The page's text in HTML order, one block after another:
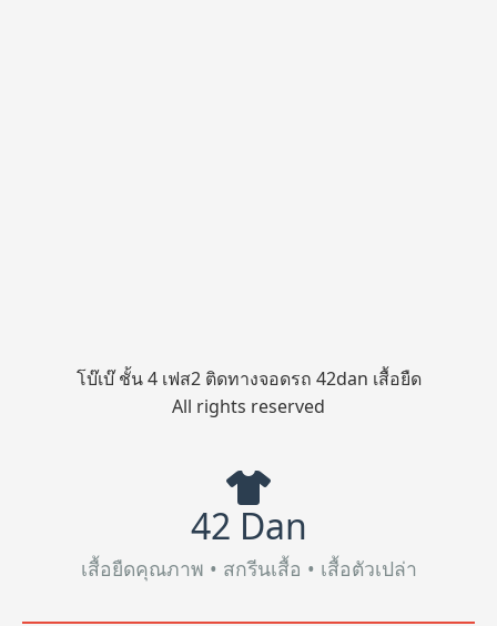
โบ๊เบ๊ ชั้น 4 เฟส2 ติดทางจอดรถ 42dan เสื้อยืด
All rights reserved
42 Dan
เสื้อยืดคุณภาพ • สกรีนเสื้อ • เสื้อตัวเปล่า